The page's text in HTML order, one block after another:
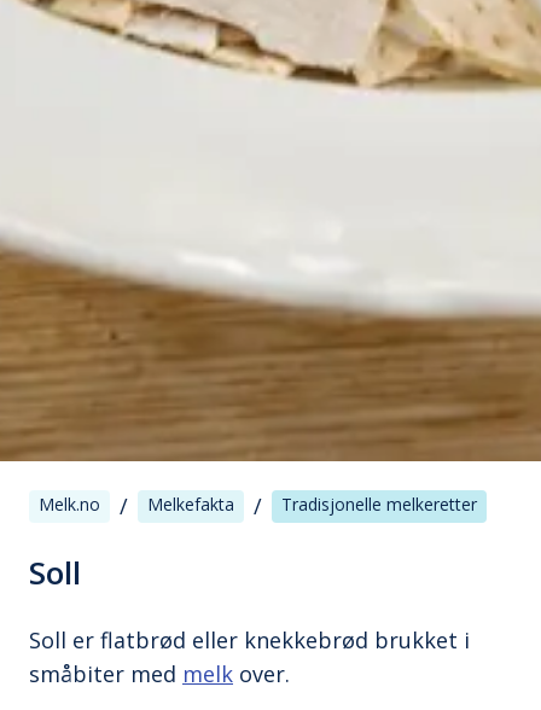
Melk.no / Melkefakta / Tradisjonelle melkeretter
Soll
Soll er flatbrød eller knekkebrød brukket i
småbiter med melk over.